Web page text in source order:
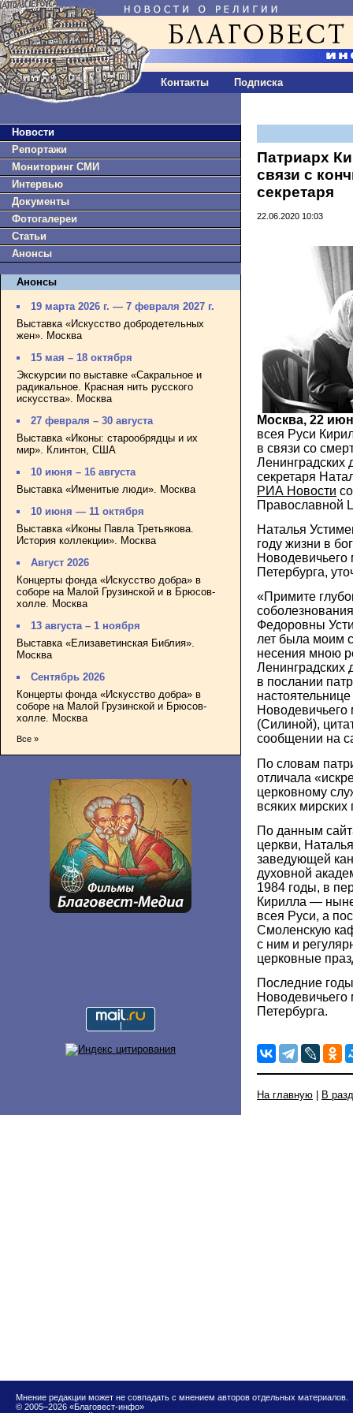
Контакты Подписка
Новости
Репортажи
Мониторинг СМИ
Интервью
Документы
Фотогалереи
Статьи
Анонсы
Анонсы
19 марта 2026 г. — 7 февраля 2027 г.
Выставка «Искусство добродетельных
жен». Москва
15 мая – 18 октября
Экскурсии по выставке «Сакральное и
радикальное. Красная нить русского
искусства». Москва
27 февраля – 30 августа
Выставка «Иконы: старообрядцы и их
мир». Клинтон, США
10 июня – 16 августа
Выставка «Именитые люди». Москва
10 июня — 11 октября
Выставка «Иконы Павла Третьякова.
История коллекции». Москва
Август 2026
Концерты фонда «Искусство добра» в
соборе на Малой Грузинской и в Брюсов-
холле. Москва
13 августа – 1 ноября
Выставка «Елизаветинская Библия».
Москва
Сентябрь 2026
Концерты фонда «Искусство добра» в
соборе на Малой Грузинской и Брюсов-
холле. Москва
Все »
Патриарх
связи с
секретаря
22.06.2020 10:03
Москва, 22
всея Руси
в связи со
Ленинградских
секретаря
РИА Новости
Православной
Наталья
году жизни в
Петербурга,
«Примите
Федоровны
лет была моим
несения мною
Ленинградских
в послании
(Силиной),
сообщении на
По словам
отличала
церковному
всяких мирских
По данным
церкви,
заведующей
духовной
1984 годы, в
Кирилла —
всея Руси, а
Смоленскую
с ним и
церковные
Последние
Петербурга.
На главную В
Мнение редакции может не совпадать с мнением авторов отдельных материалов.
© 2005–2026 «Благовест-инфо»